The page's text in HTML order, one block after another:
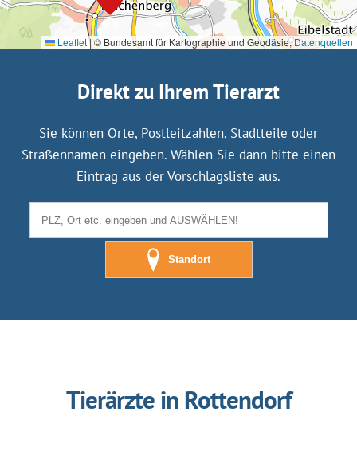
Leaflet| © Bundesamt für Kartographie und Geodäsie,Datenquellen
Direkt zu Ihrem Tierarzt
Sie können Orte, Postleitzahlen, Stadtteile oder
Straßennamen eingeben. Wählen Sie dann bitte einen
Eintrag aus der Vorschlagsliste aus.
Standort
Tierärzte in Rottendorf